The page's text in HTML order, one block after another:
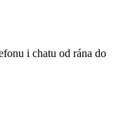
i chatu od rána do